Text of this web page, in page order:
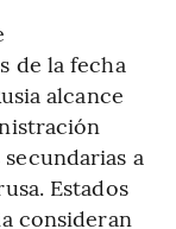
de la fecha
alcance
a
Estados
consideran